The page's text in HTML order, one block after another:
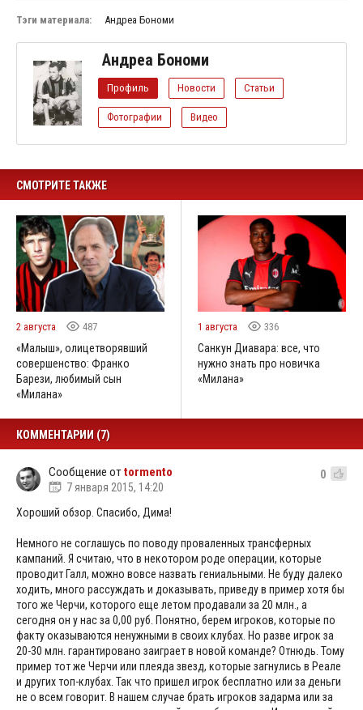
Тэги материала: Андреа Бономи
Андреа Бономи
Профиль Новости Статьи
Фотографии Видео
СМОТРИТЕ ТАКЖЕ
2 августа 487
«Малыш», олицетворявший
совершенство: Франко
Барези, любимый сын
«Милана»
1 августа 336
Санкун Диавара: все, что
нужно знать про новичка
«Милана»
КОММЕНТАРИИ (7)
Сообщение отtormento
7 января 2015, 14:20
0
Хороший обзор. Спасибо, Дима!
Немного не соглашусь по поводу проваленных трансферных
кампаний. Я считаю, что в некотором роде операции, которые
проводит Галл, можно вовсе назвать гениальными. Не буду далеко
ходить, много рассуждать и доказывать, приведу в пример хотя бы
того же Черчи, которого еще летом продавали за 20 млн., а
сегодня он у нас за 0,00 руб. Понятно, берем игроков, которые по
факту оказываются ненужными в своих клубах. Но разве игрок за
20-30 млн. гарантировано заиграет в новой команде? Отнюдь. Тому
пример тот же Черчи или плеяда звезд, которые загнулись в Реале
и других топ-клубах. Так что пришел игрок бесплатно или за деньги
не о всем говорит. В нашем случае брать игроков задарма или за